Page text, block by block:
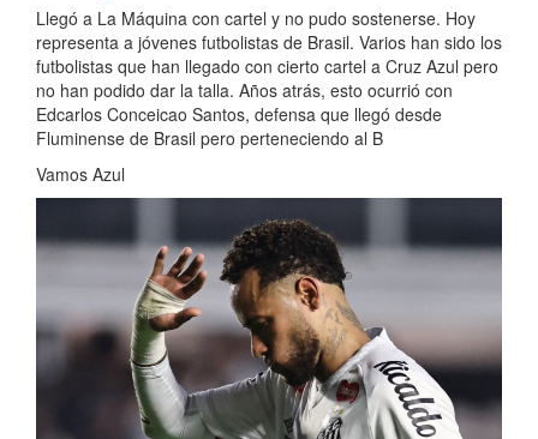
Llegó a La Máquina con cartel y no pudo sostenerse. Hoy
representa a jóvenes futbolistas de Brasil. Varios han sido los
futbolistas que han llegado con cierto cartel a Cruz Azul pero
no han podido dar la talla. Años atrás, esto ocurrió con
Edcarlos Conceicao Santos, defensa que llegó desde
Fluminense de Brasil pero perteneciendo al B
Vamos Azul